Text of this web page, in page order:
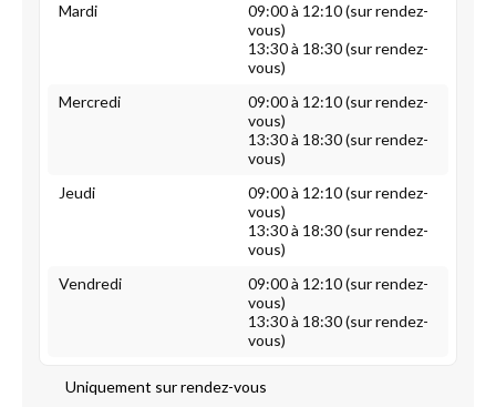
Mardi
09:00 à 12:10 (sur rendez-
vous)
13:30 à 18:30 (sur rendez-
vous)
Mercredi
09:00 à 12:10 (sur rendez-
vous)
13:30 à 18:30 (sur rendez-
vous)
Jeudi
09:00 à 12:10 (sur rendez-
vous)
13:30 à 18:30 (sur rendez-
vous)
Vendredi
09:00 à 12:10 (sur rendez-
vous)
13:30 à 18:30 (sur rendez-
vous)
Uniquement sur rendez-vous